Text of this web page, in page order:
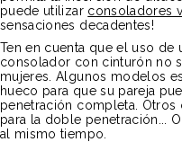
puede utilizar consoladores
sensaciones decadentes!
Ten en cuenta que el uso de
consolador con cinturón no
mujeres. Algunos modelos
hueco para que su pareja
penetración completa. Otros
para la doble penetración...
al mismo tiempo.